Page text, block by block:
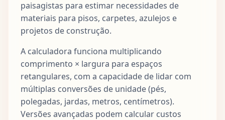
paisagistas para estimar necessidades de
materiais para pisos, carpetes, azulejos e
projetos de construção.
A calculadora funciona multiplicando
comprimento × largura para espaços
retangulares, com a capacidade de lidar com
múltiplas conversões de unidade (pés,
polegadas, jardas, metros, centímetros).
Versões avançadas podem calcular custos